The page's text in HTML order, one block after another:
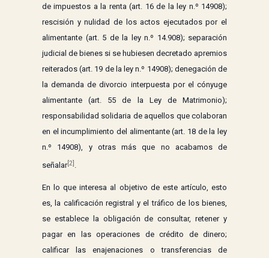
de impuestos a la renta (art. 16 de la ley n.º 14908);
rescisión y nulidad de los actos ejecutados por el
alimentante (art. 5 de la ley n.º 14.908); separación
judicial de bienes si se hubiesen decretado apremios
reiterados (art. 19 de la ley n.º 14908); denegación de
la demanda de divorcio interpuesta por el cónyuge
alimentante (art. 55 de la Ley de Matrimonio);
responsabilidad solidaria de aquellos que colaboran
en el incumplimiento del alimentante (art. 18 de la ley
n.º 14908), y otras más que no acabamos de
señalar[2] .
En lo que interesa al objetivo de este artículo, esto
es, la calificación registral y el tráfico de los bienes,
se establece la obligación de consultar, retener y
pagar en las operaciones de crédito de dinero;
calificar las enajenaciones o transferencias de